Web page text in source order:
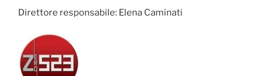
Direttore responsabile: Elena Caminati